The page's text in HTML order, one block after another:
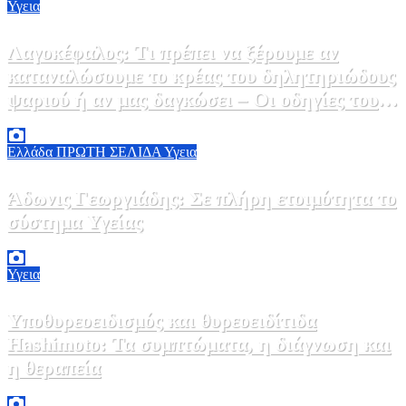
Υγεια
Λαγοκέφαλος: Τι πρέπει να ξέρουμε αν
καταναλώσουμε το κρέας του δηλητηριώδους
ψαριού ή αν μας δαγκώσει – Οι οδηγίες του
ΕΟΔΥ
Ελλάδα ΠΡΩΤΗ ΣΕΛΙΔΑ Υγεια
Άδωνις Γεωργιάδης: Σε πλήρη ετοιμότητα το
σύστημα Υγείας
Υγεια
Υποθυρεοειδισμός και θυρεοειδίτιδα
Hashimoto: Τα συμπτώματα, η διάγνωση και
η θεραπεία